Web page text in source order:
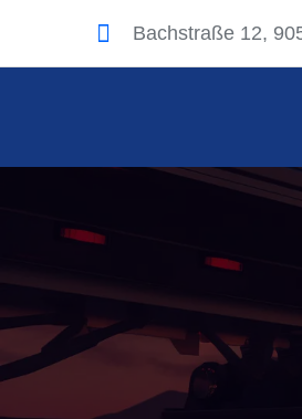
Bachstraße 12,